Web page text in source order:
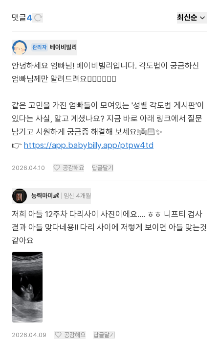
댓글4 최신순
관리자 베이비빌리
안녕하세요 엄빠님! 베이비빌리입니다. 각도법이 궁금하신
엄빠님께만 알려드려요🙋🏻‍♀️🙋🏻‍♂️
같은 고민을 가진 엄빠들이 모여있는 '성별 각도법 게시판'이
있다는 사실, 알고 계셨나요? 지금 바로 아래 링크에서 질문
남기고 시원하게 궁금증 해결해 보세요!👼🏻✨
👉 https://app.babybilly.app/ptpw4td
2026.04.10 공감해요 답글달기
능력마미👶 임신 4개월
저희 아들 12주차 다리사이 사진이에요.... ㅎㅎ 니프티 검사
결과 아들 맞다네용!! 다리 사이에 저렇게 보이면 아들 맞는것
같아요
2026.04.09 공감해요 답글달기